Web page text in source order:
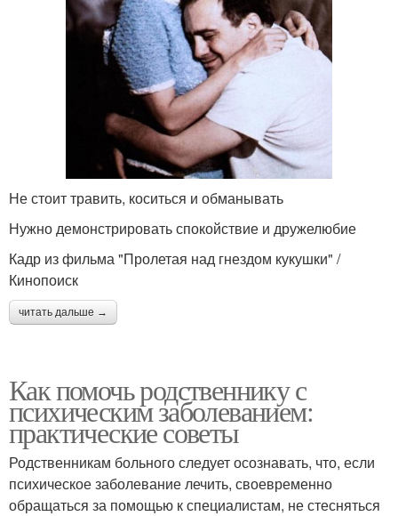
Не стоит травить, коситься и обманывать
Нужно демонстрировать спокойствие и дружелюбие
Кадр из фильма "Пролетая над гнездом кукушки" /
Кинопоиск
читать дальше →
Как помочь родственнику с
психическим заболеванием:
практические советы
Родственникам больного следует осознавать, что, если
психическое заболевание лечить, своевременно
обращаться за помощью к специалистам, не стесняться